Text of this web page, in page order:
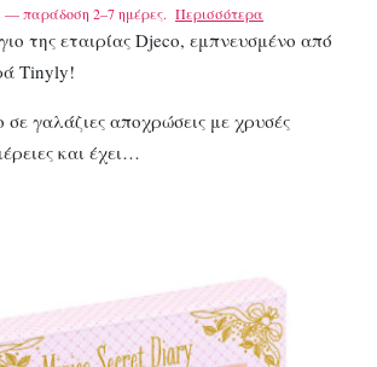
παράδοση 2–7 ημέρες. Περισσότερα
της εταιρίας Djeco, εμπνευσμένο από
Tinyly!
σε γαλάζιες αποχρώσεις με χρυσές
και έχει…